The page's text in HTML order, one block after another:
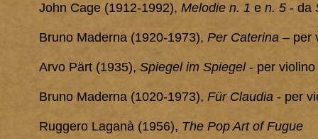
John Cage (1912-1992), Melodie n. 1 e n. 5 - da
Bruno Maderna (1920-1973), Per Caterina – per
Arvo Pärt (1935), Spiegel im Spiegel- per violino
Bruno Maderna (1020-1973), Für Claudia - per
Ruggero Laganà (1956), The Pop Art of Fugue